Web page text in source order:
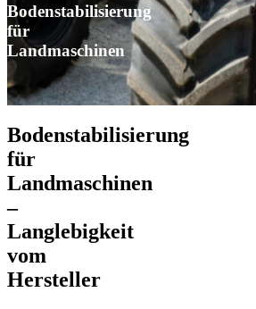
Bodenstabilisierung
für
Landmaschinen
Bodenstabilisierung
für
Landmaschinen
–
Langlebigkeit
vom
Hersteller